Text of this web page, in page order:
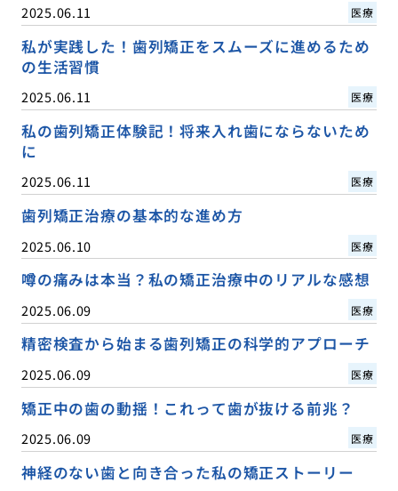
2025.06.11 医療
私が実践した！歯列矯正をスムーズに進めるため
の生活習慣
2025.06.11 医療
私の歯列矯正体験記！将来入れ歯にならないため
に
2025.06.11 医療
歯列矯正治療の基本的な進め方
2025.06.10 医療
噂の痛みは本当？私の矯正治療中のリアルな感想
2025.06.09 医療
精密検査から始まる歯列矯正の科学的アプローチ
2025.06.09 医療
矯正中の歯の動揺！これって歯が抜ける前兆？
2025.06.09 医療
神経のない歯と向き合った私の矯正ストーリー